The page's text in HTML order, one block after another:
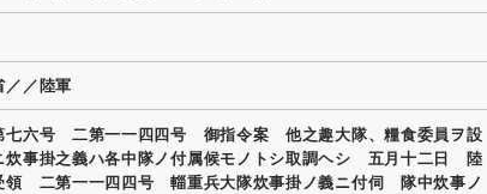
／／陸軍
七六号 二第一一四四号 御指令案 他之趣大隊、糧食委員ヲ設
炊事掛之義ハ各中隊ノ付属候モノトシ取調ヘシ 五月十二日 陸
領 二第一一四四号 輜重兵大隊炊事掛ノ義ニ付伺 隊中炊事ノ